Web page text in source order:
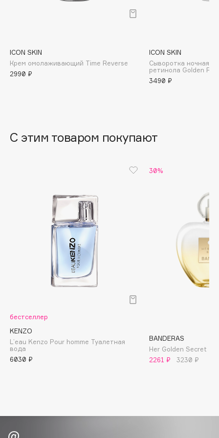
Balmain Hair Couture
Banderas
Beautyblades
НОВИНКА
BOOMSHOP
BORK
Brunello Cucinelli
Bvlgari
ICON SKIN
Крем омолаживающий Time Reverse
2990 ₽
ICON SKIN
Сыворотка ночная
ретинола Golden
3490 ₽
С этим товаром покупают
бестселлер
KENZO
L’eau Kenzo Pour homme Туалетная
вода
6030 ₽
30%
BANDERAS
Her Golden Secret
2261 ₽
3230 ₽